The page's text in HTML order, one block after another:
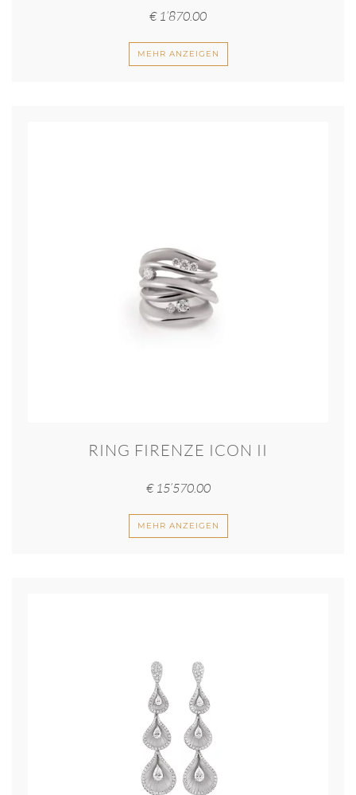
€1’870.00
MEHR ANZEIGEN
RING FIRENZE ICON II
€15’570.00
MEHR ANZEIGEN